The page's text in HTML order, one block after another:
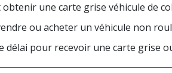
une carte grise véhicule de
ou acheter un véhicule non
délai pour recevoir une carte grise